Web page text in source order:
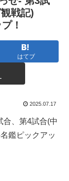
観戦記)
！
はてブ
2025.07.17
合、第4試合(中
鑑ピックアッ